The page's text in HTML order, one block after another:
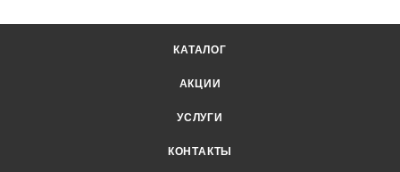
КАТАЛОГ
АКЦИИ
УСЛУГИ
КОНТАКТЫ